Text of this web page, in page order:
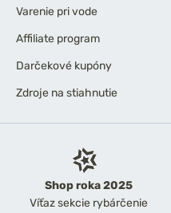
Shop roka 2025
Víťaz sekcie rybárčenie
Varenie pri vode
Affiliate program
Darčekové kupóny
Zdroje na stiahnutie